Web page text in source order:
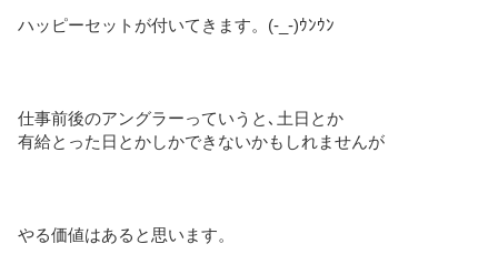
ハッピーセットが付いてきます。(-_-)ｳﾝｳﾝ
仕事前後のアングラーっていうと､土日とか
有給とった日とかしかできないかもしれませんが
やる価値はあると思います。